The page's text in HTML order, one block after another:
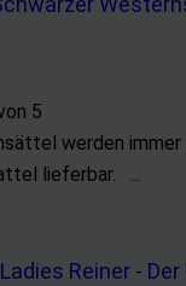
5
werden
lieferbar. ...